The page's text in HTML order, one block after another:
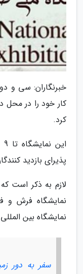
خبرنگاران: سی و
کار خود را در محل
کرد.
پذیرای بازدید
لازم به ذکر است
نمایشگاه فرش و
نمایشگاه بین
سفر به دور